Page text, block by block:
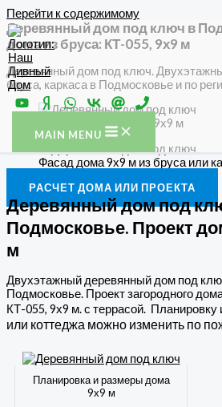
Перейти к содержимому
MAIN MENU
Деревянный дом под ключ в
дома из бруса: КТ-055, 9х9 м
Деревянный дом под ключ.
бруса, каркаса в Подмосковье и по
Проект дома КТ-055, 9х9 м
Фасад дома 9х9 м из бруса или
РАСЧЕТ ДОМА ИЛИ ПРОЕКТА
Деревянный дом под
Подмосковье. Проект
м
Двухэтажный деревянный дом под
Подмосковье. Проект загородного
КТ-055, 9х9 м. с террасой.
или коттеджа можно изменить по
Планировка и размеры дома
9х9 м